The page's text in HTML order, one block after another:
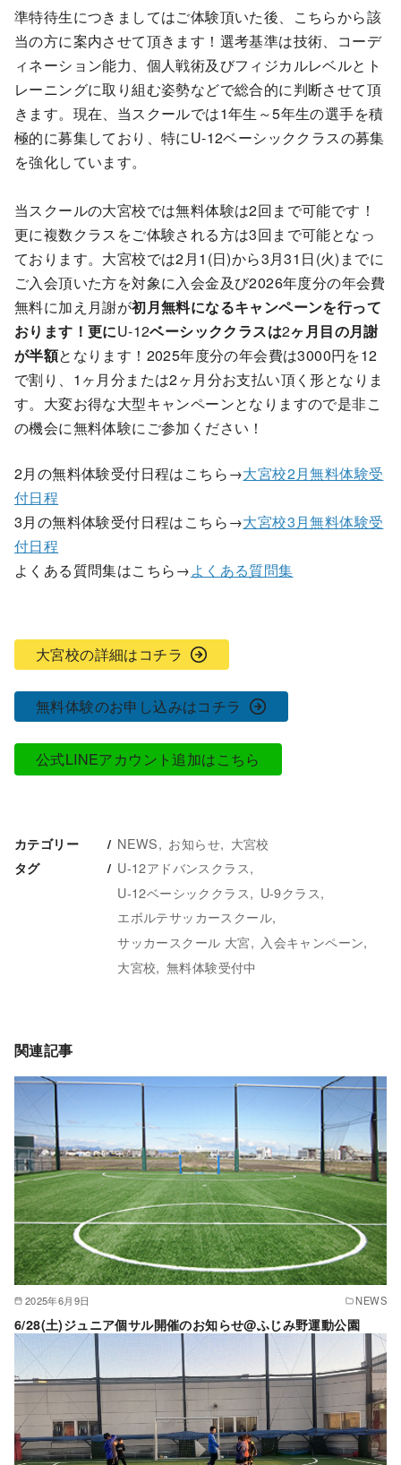
準特待生につきましてはご体験頂いた後、こちらから該
当の方に案内させて頂きます！選考基準は技術、コーデ
ィネーション能力、個人戦術及びフィジカルレベルとト
レーニングに取り組む姿勢などで総合的に判断させて頂
きます。現在、当スクールでは1年生～5年生の選手を積
極的に募集しており、特にU-12ベーシッククラスの募集
を強化しています。
当スクールの大宮校では無料体験は2回まで可能です！
更に複数クラスをご体験される方は3回まで可能となっ
ております。大宮校では2月1(日)から3月31日(火)までに
ご入会頂いた方を対象に入会金及び2026年度分の年会費
無料に加え月謝が初月無料になるキャンペーンを行って
おります！更にU-12ベーシッククラスは2ヶ月目の月謝
が半額となります！2025年度分の年会費は3000円を12
で割り、1ヶ月分または2ヶ月分お支払い頂く形となりま
す。大変お得な大型キャンペーンとなりますので是非こ
の機会に無料体験にご参加ください！
2月の無料体験受付日程はこちら→大宮校2月無料体験受
付日程
3月の無料体験受付日程はこちら→大宮校3月無料体験受
付日程
よくある質問集はこちら→よくある質問集
大宮校の詳細はコチラ
無料体験のお申し込みはコチラ
公式LINEアカウント追加はこちら
カテゴリー NEWS お知らせ 大宮校
タグ
U-12アドバンスクラス
U-12ベーシッククラス
U-9クラス
エボルテサッカースクール
サッカースクール 大宮
入会キャンペーン
大宮校
無料体験受付中
関連記事
2025年6月9日 NEWS
6/28(土)ジュニア個サル開催のお知らせ@ふじみ野運動公園